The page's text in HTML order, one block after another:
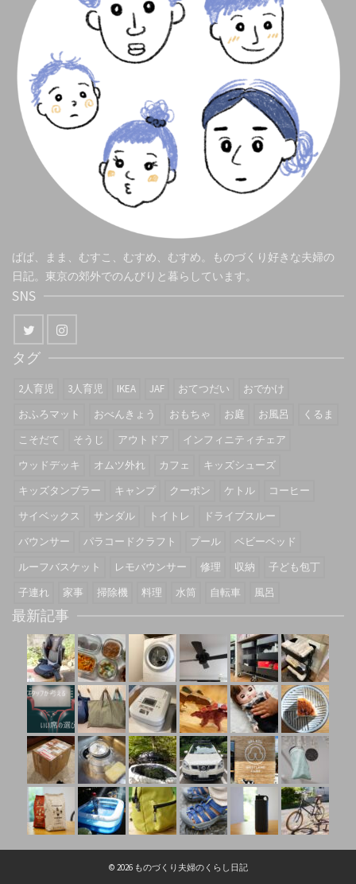
ぱぱ、まま、むすこ、むすめ、むすめ。ものづくり好きな夫婦の
日記。東京の郊外でのんびりと暮らしています。
SNS
タグ
2人育児 3人育児 IKEA JAF おてつだい
おでかけ
おふろマット
おべんきょう おもちゃ お庭 お風呂
くるま
こそだて
そうじ アウトドア
インフィニティチェア
ウッドデッキ
オムツ外れ カフェ
キッズシューズ
キッズタンブラー
キャンプ クーポン ケトル
コーヒー
サイベックス
サンダル トイトレ
ドライブスルー
バウンサー
パラコードクラフト プール
ベビーベッド
ルーフバスケット
レモバウンサー 修理 収納
子ども包丁
子連れ
家事 掃除機 料理 水筒 自転車 風呂
最新記事
© 2026 ものづくり夫婦のくらし日記